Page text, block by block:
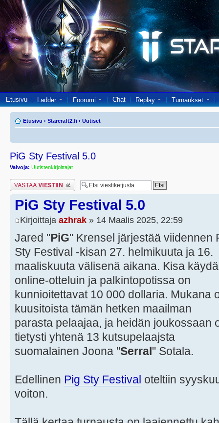
Etusivu Ladder Foorumi Chat Replay Turnaukset
Etusivu ‹ Starcraft2.fi ‹ Uutiset
PiG Sty Festival 5.0
Valvoja: Uutistenkirjoittajat
Lähetä vastaus
PiG Sty Festival 5.0
Kirjoittaja azhrak » 14 Maalis 2025, 22:59
Jared "PiG" Krensel järjestää viidennen
Sty Festival -kisan 27. helmikuuta ja 16.
maaliskuuta välisenä aikana. Kisa
online-otteluin ja palkintopotissa on
kunnioitettavat 10 000 dollaria. Mukana
kuusitoista tämän hetken maailman
parasta pelaajaa, ja heidän joukossaan
tietysti yhtenä 13 kutsupelaajsta
suomalainen Joona "Serral" Sotala.
Edellinen Pig Sty Festival oteltiin
voiton.